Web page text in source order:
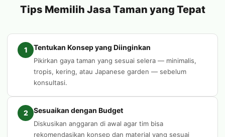
Tips Memilih Jasa Taman yang Tepat
1 Tentukan Konsep yang Diinginkan
Pikirkan gaya taman yang sesuai selera — minimalis,
tropis, kering, atau Japanese garden — sebelum
konsultasi.
2 Sesuaikan dengan Budget
Diskusikan anggaran di awal agar tim bisa
rekomendasikan konsep dan material yang sesuai